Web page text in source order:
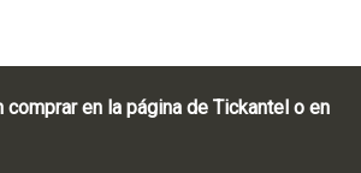
en la página de Tickantel o en